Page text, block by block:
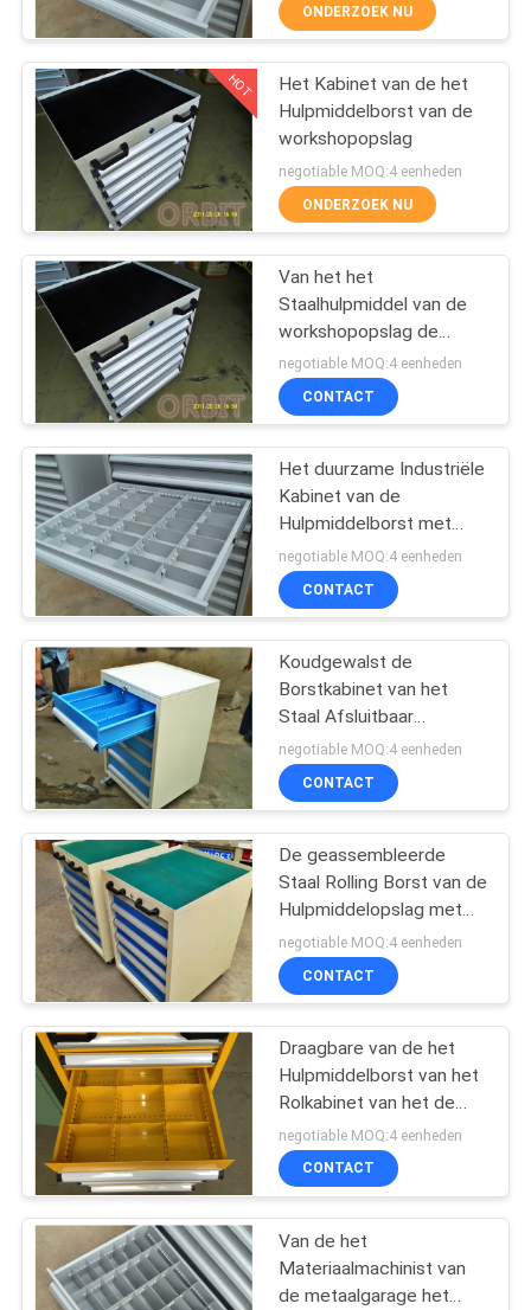
CONTACTEER
ONS
NIEUWS
GEVALLEN
SITEMAP
PRIVACY
POLICY
het lange spanwijdte
rekken
23
cantilever het rekken
systeem
18
aandrijving in
palletrek
20
Rek Gesteunde
Mezzanine
17
Industriële
Mezzanine Vloeren
ONDERZOEK NU
HOT
Het Kabinet van de het
Hulpmiddelborst van de
workshopopslag
negotiable MOQ:4 eenheden
ONDERZOEK NU
Van het het
Staalhulpmiddel van de
workshopopslag de
Borstkabinet voor
Hardwaretoebehoren
negotiable MOQ:4 eenheden
CONTACT
Het duurzame Industriële
Kabinet van de
Hulpmiddelborst met
Verdelers verdeelt Lade
negotiable MOQ:4 eenheden
CONTACT
Koudgewalst de
Borstkabinet van het
Staal Afsluitbaar
Hulpmiddel met
Kogellagerladen
negotiable MOQ:4 eenheden
CONTACT
De geassembleerde
Staal Rolling Borst van de
Hulpmiddelopslag met
Laden, 50kg - 200kg
negotiable MOQ:4 eenheden
CONTACT
Draagbare van de het
Hulpmiddelborst van het
Rolkabinet van het de
Workshophulpmiddel de
Opslagdozen en
Kabinetten
negotiable MOQ:4 eenheden
CONTACT
Van de het
Materiaalmachinist van
de metaalgarage het